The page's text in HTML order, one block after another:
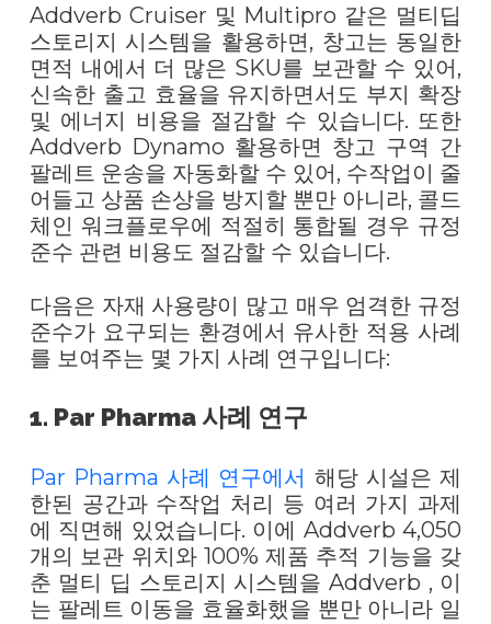
Addverb Cruiser 및 Multipro 같은 멀티딥
스토리지 시스템을 활용하면, 창고는 동일한
면적 내에서 더 많은 SKU를 보관할 수 있어,
신속한 출고 효율을 유지하면서도 부지 확장
및 에너지 비용을 절감할 수 있습니다. 또한
Addverb Dynamo 활용하면 창고 구역 간
팔레트 운송을 자동화할 수 있어, 수작업이 줄
어들고 상품 손상을 방지할 뿐만 아니라, 콜드
체인 워크플로우에 적절히 통합될 경우 규정
준수 관련 비용도 절감할 수 있습니다.
다음은 자재 사용량이 많고 매우 엄격한 규정
준수가 요구되는 환경에서 유사한 적용 사례
를 보여주는 몇 가지 사례 연구입니다:
1. Par Pharma 사례 연구
Par Pharma 사례 연구에서 해당 시설은 제
한된 공간과 수작업 처리 등 여러 가지 과제
에 직면해 있었습니다. 이에 Addverb 4,050
개의 보관 위치와 100% 제품 추적 기능을 갖
춘 멀티 딥 스토리지 시스템을 Addverb , 이
는 팔레트 이동을 효율화했을 뿐만 아니라 일